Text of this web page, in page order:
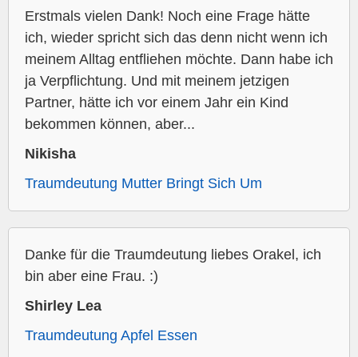
Erstmals vielen Dank! Noch eine Frage hätte
ich, wieder spricht sich das denn nicht wenn ich
meinem Alltag entfliehen möchte. Dann habe ich
ja Verpflichtung. Und mit meinem jetzigen
Partner, hätte ich vor einem Jahr ein Kind
bekommen können, aber...
Nikisha
Traumdeutung Mutter Bringt Sich Um
Danke für die Traumdeutung liebes Orakel, ich
bin aber eine Frau. :)
Shirley Lea
Traumdeutung Apfel Essen